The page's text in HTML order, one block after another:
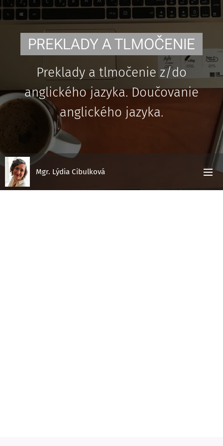
Mgr. Lýdia Cibulková
PREKLADY A TLMOČENIE
Preklady a tlmočenie z/do
anglického jazyka. Doučovanie
anglického jazyka.